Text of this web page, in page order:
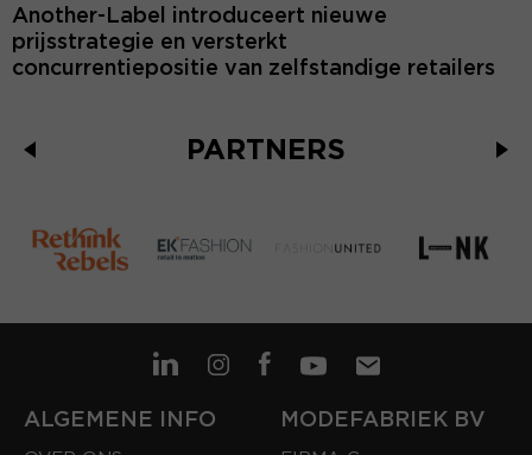
Another-Label introduceert nieuwe
prijsstrategie en versterkt
concurrentiepositie van zelfstandige retailers
PARTNERS
ALGEMENE INFO MODEFABRIEK BV